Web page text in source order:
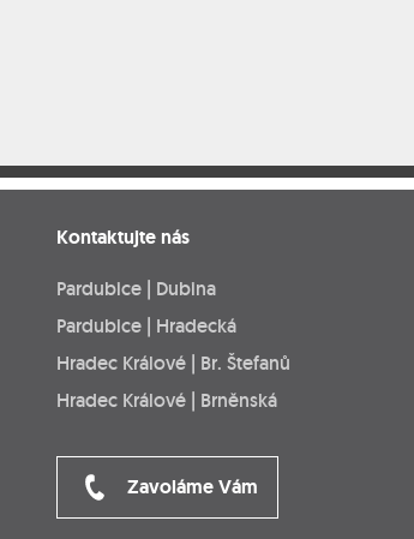
Kontaktujte nás
Pardubice | Dubina
Pardubice | Hradecká
Hradec Králové | Br. Štefanů
Hradec Králové | Brněnská
Zavoláme Vám